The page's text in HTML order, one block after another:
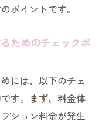
ポイントです。
ためのチェックポ
には、以下のチェ
す。まず、料金体
ション料金が発生